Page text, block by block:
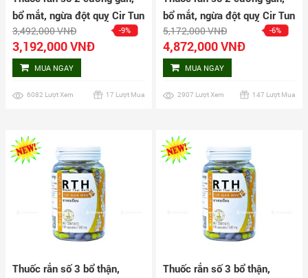
bổ mắt, ngừa đột quỵ Cir Tun
Wan 160 viên
3,492,000 VNĐ -9%
3,192,000 VNĐ
MUA NGAY
6082 Lượt Xem 17 Lượt Mua
bổ mắt, ngừa đột quỵ Cir Tun
Wan 240 viên
5,172,000 VNĐ -6%
4,872,000 VNĐ
MUA NGAY
2907 Lượt Xem 147 Lượt Mua
Thuốc rắn số 3 bổ thận,
Thuốc rắn số 3 bổ thận,